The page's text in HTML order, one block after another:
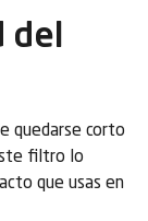
del
quedarse corto
filtro lo
que usas en